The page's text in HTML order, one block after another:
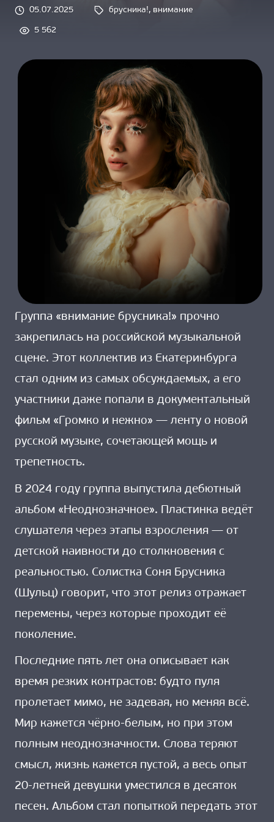
05.07.2025 брусника!, внимание
5 562
Группа «внимание брусника!» прочно
закрепилась на российской музыкальной
сцене. Этот коллектив из Екатеринбурга
стал одним из самых обсуждаемых, а его
участники даже попали в документальный
фильм «Громко и нежно» — ленту о новой
русской музыке, сочетающей мощь и
трепетность.
В 2024 году группа выпустила дебютный
альбом «Неоднозначное». Пластинка ведёт
слушателя через этапы взросления — от
детской наивности до столкновения с
реальностью. Солистка Соня Брусника
(Шульц) говорит, что этот релиз отражает
перемены, через которые проходит её
поколение.
Последние пять лет она описывает как
время резких контрастов: будто пуля
пролетает мимо, не задевая, но меняя всё.
Мир кажется чёрно-белым, но при этом
полным неоднозначности. Слова теряют
смысл, жизнь кажется пустой, а весь опыт
20-летней девушки уместился в десяток
песен. Альбом стал попыткой передать этот